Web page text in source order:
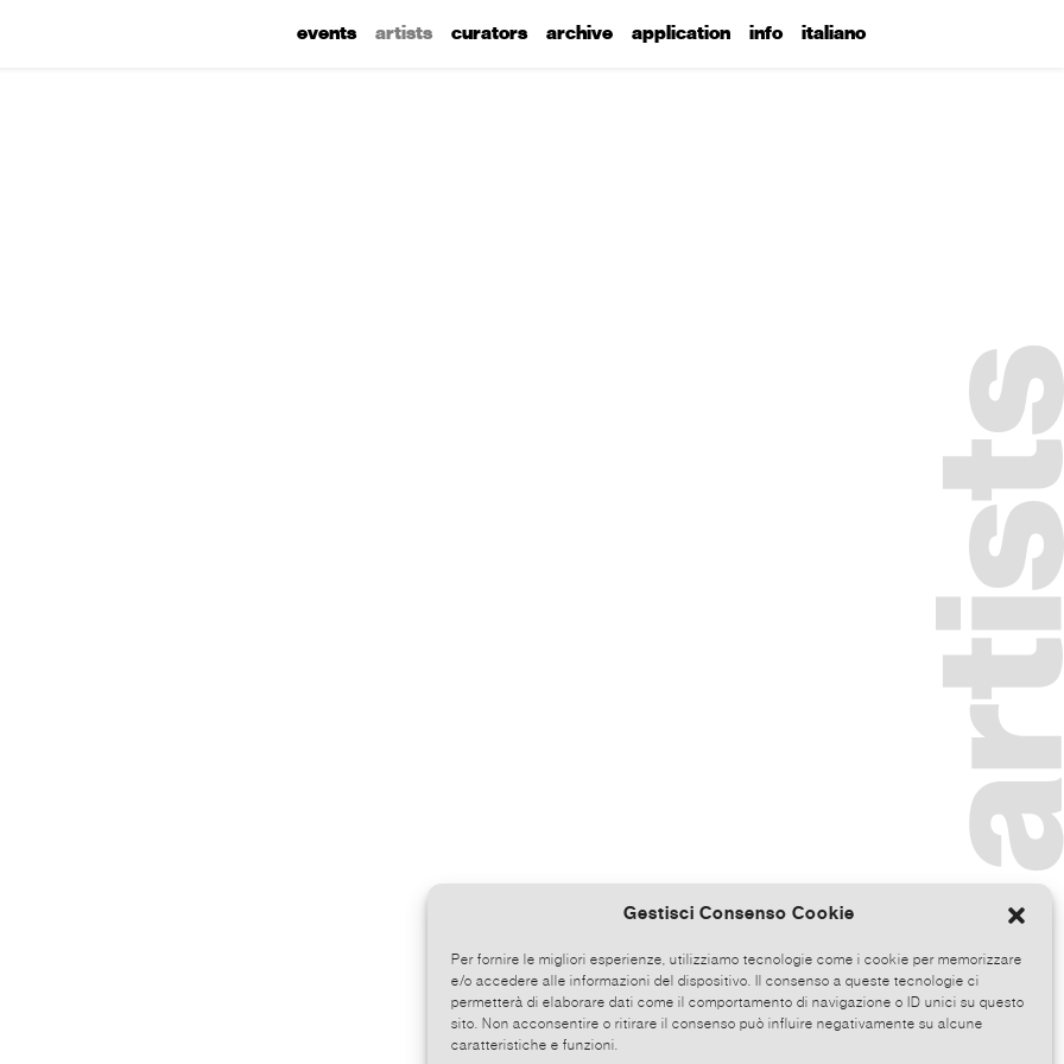
Gestisci Consenso Cookie
Per fornire le migliori esperienze, utilizziamo tecnologie come i cookie per memorizzare
e/o accedere alle informazioni del dispositivo. Il consenso a queste tecnologie ci
permetterà di elaborare dati come il comportamento di navigazione o ID unici su questo
sito. Non acconsentire o ritirare il consenso può influire negativamente su alcune
caratteristiche e funzioni.
events artists curators archive application info italiano